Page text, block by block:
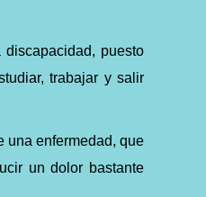
puesto
trabajar y salir
una enfermedad, que
un dolor bastante